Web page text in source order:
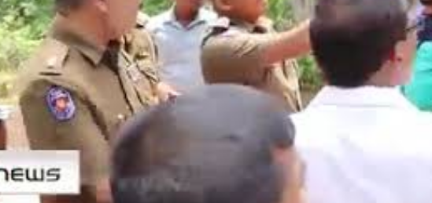
[ July 30, 2026 ]
தமிழ் மக்களுக்கான சர்வதேச அரசியல் தீர்வின் அவசியத்தை மகா சங்க மாநாடு
வலியுறுத்துகிறது
IMPORTANT
[ August 3, 2026 ] A Response to Professor Jonathan Goodhand: Why Academics Must
Reconsider Tamil Sovereignty
IMPORTANT